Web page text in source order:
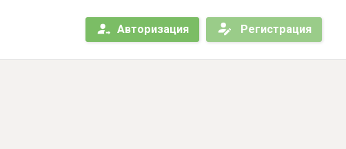
Авторизация Регистрация